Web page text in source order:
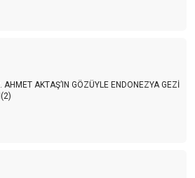
AHMET AKTAŞ’IN GÖZÜYLE ENDONEZYA GEZİ